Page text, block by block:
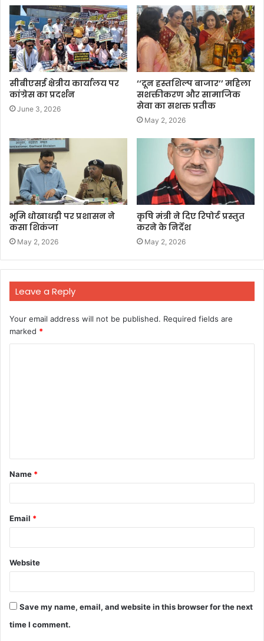
सीबीएसई क्षेत्रीय कार्यालय पर
कांग्रेस का प्रदर्शन
June 3, 2026
‘‘दून हस्तशिल्प बाजार’’ महिला
सशक्तीकरण और सामाजिक
सेवा का सशक्त प्रतीक
May 2, 2026
भूमि धोखाधड़ी पर प्रशासन ने
कसा शिकंजा
May 2, 2026
कृषि मंत्री ने दिए रिपोर्ट प्रस्तुत
करने के निर्देश
May 2, 2026
Leave a Reply
Your email address will not be published. Required fields are
marked *
t
*
Name *
Email *
Website
Save my name, email, and website in this browser for the next
time I comment.